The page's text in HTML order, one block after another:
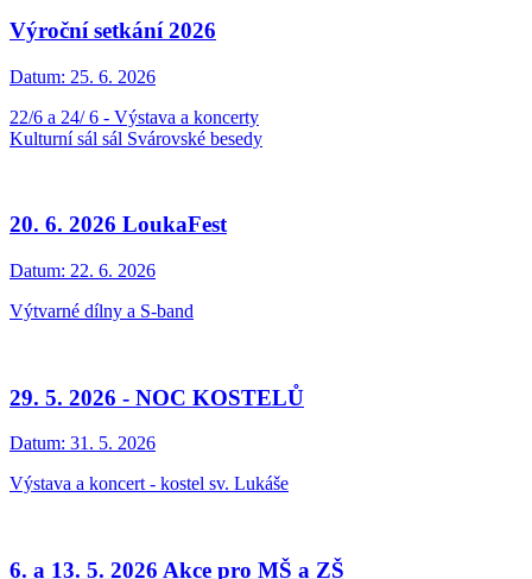
Výroční setkání 2026
Datum: 25. 6. 2026
22/6 a 24/ 6 - Výstava a koncerty
Kulturní sál sál Svárovské besedy
20. 6. 2026 LoukaFest
Datum: 22. 6. 2026
Výtvarné dílny a S-band
29. 5. 2026 - NOC KOSTELŮ
Datum: 31. 5. 2026
Výstava a koncert - kostel sv. Lukáše
6. a 13. 5. 2026 Akce pro MŠ a ZŠ